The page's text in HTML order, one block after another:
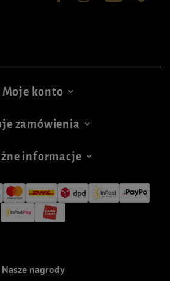
Moje konto
zamówienia
informacje
Nasze nagrody